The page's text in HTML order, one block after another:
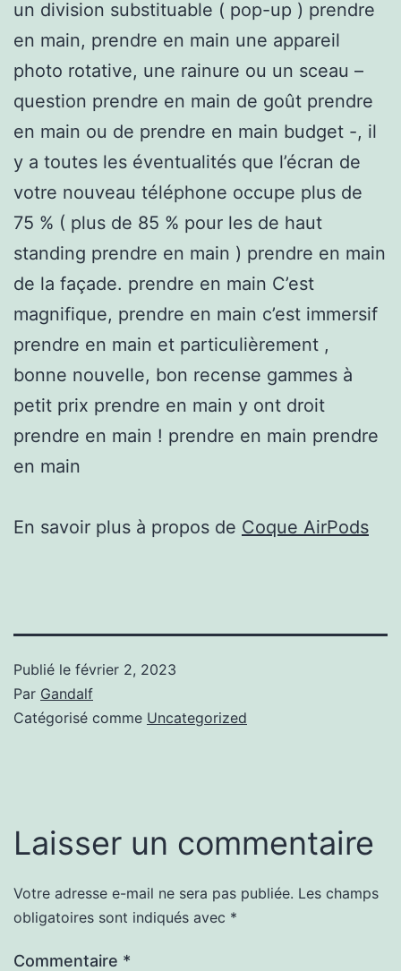
un division substituable ( pop-up ) prendre
en main, prendre en main une appareil
photo rotative, une rainure ou un sceau –
question prendre en main de goût prendre
en main ou de prendre en main budget -, il
y a toutes les éventualités que l’écran de
votre nouveau téléphone occupe plus de
75 % ( plus de 85 % pour les de haut
standing prendre en main ) prendre en main
de la façade. prendre en main C’est
magnifique, prendre en main c’est immersif
prendre en main et particulièrement ,
bonne nouvelle, bon recense gammes à
petit prix prendre en main y ont droit
prendre en main ! prendre en main prendre
en main
En savoir plus à propos de Coque AirPods
Publié le février 2, 2023
Par Gandalf
Catégorisé comme Uncategorized
Laisser un commentaire
Votre adresse e-mail ne sera pas publiée. Les champs
obligatoires sont indiqués avec *
Commentaire *